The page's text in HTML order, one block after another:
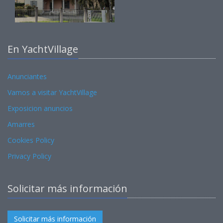
En YachtVillage
Anunciantes
Vamos a visitar YachtVillage
Exposicion anuncios
Amarres
Cookies Policy
Privacy Policy
Solicitar más información
Solicitar más información